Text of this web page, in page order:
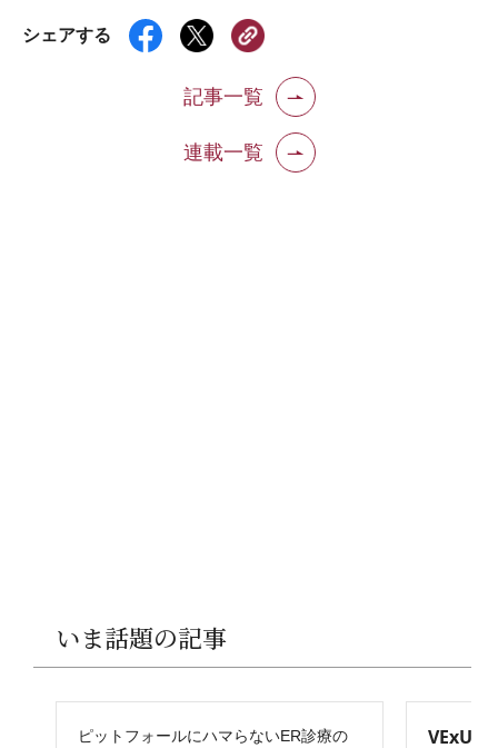
シェアする
記事一覧
連載一覧
いま話題の記事
ピットフォールにハマらないER診療の
VExUS